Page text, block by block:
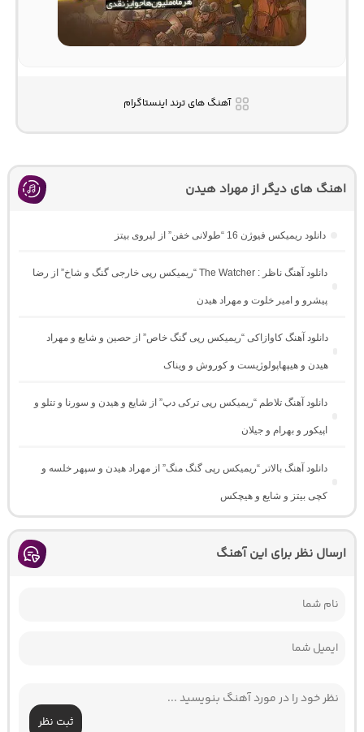
آهنگ های ترند اینستاگرام
اهنگ های دیگر از مهراد هیدن
دانلود ریمیکس فیوژن 16 “طولانی خفن” از لیروی بیتز
دانلود آهنگ ناظر : The Watcher “ریمیکس رپی خارجی گنگ و شاخ” از رضا
پیشرو و امیر خلوت و مهراد هیدن
دانلود آهنگ کاوازاکی “ریمیکس رپی گنگ خاص” از حصین و شایع و مهراد
هیدن و هیپهاپولوژیست و کوروش و ویناک
دانلود آهنگ تلاطم “ریمیکس رپی ترکی دپ” از شایع و هیدن و سورنا و تتلو و
اپیکور و بهرام و جیلان
دانلود آهنگ بالاتر “ریمیکس رپی گنگ منگ” از مهراد هیدن و سپهر خلسه و
کچی بیتز و شایع و هیچکس
ارسال نظر برای این آهنگ
ثبت نظر